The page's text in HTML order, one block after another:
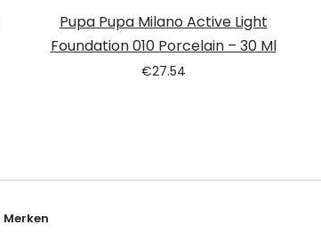
Pupa Pupa Milano Active Light
Foundation 010 Porcelain – 30 Ml
€27.54
Merken